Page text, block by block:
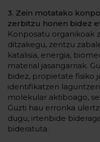
3. Zein motatako
zerbitzu honen bidez
Konposatu organikoak
ditzakegu, zentzu
katalisia, energia,
material jasangarriak.
bidez, propietate fisiko
identifikatzen
molekular aktiboago,
Guzti hau erronka
dugu, irtenbide
bideratuta.